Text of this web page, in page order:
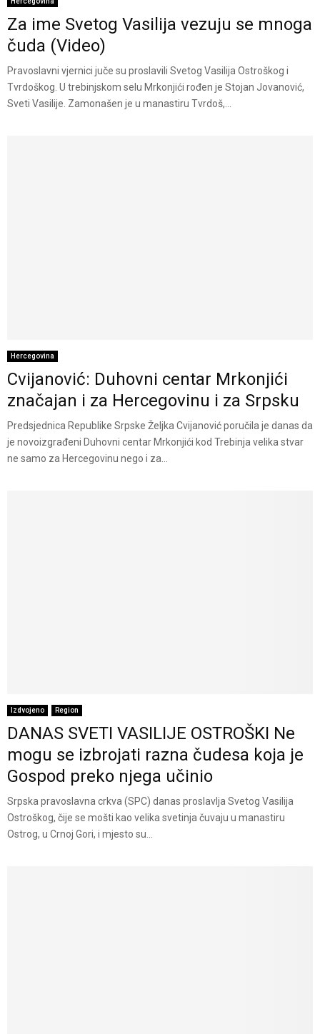
Za ime Svetog Vasilija vezuju se mnoga
čuda (Video)
Pravoslavni vjernici juče su proslavili Svetog Vasilija Ostroškog i
Tvrdoškog. U trebinjskom selu Mrkonjići rođen je Stojan Jovanović,
Sveti Vasilije. Zamonašen je u manastiru Tvrdoš,...
Hercegovina
Cvijanović: Duhovni centar Mrkonjići
značajan i za Hercegovinu i za Srpsku
Predsjednica Republike Srpske Željka Cvijanović poručila je danas da
je novoizgrađeni Duhovni centar Mrkonjići kod Trebinja velika stvar
ne samo za Hercegovinu nego i za...
Izdvojeno Region
DANAS SVETI VASILIJE OSTROŠKI Ne
mogu se izbrojati razna čudesa koja je
Gospod preko njega učinio
Srpska pravoslavna crkva (SPC) danas proslavlja Svetog Vasilija
Ostroškog, čije se mošti kao velika svetinja čuvaju u manastiru
Ostrog, u Crnoj Gori, i mjesto su...